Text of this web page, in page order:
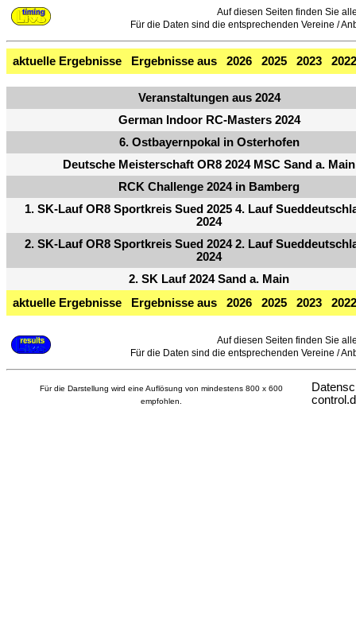
Auf diesen Seiten finden Sie
Für die Daten sind die entsprechenden Vereine /
aktuelle Ergebnisse Ergebnisse aus 2026 2025 2023 2022
Veranstaltungen aus 2024
German Indoor RC-Masters 2024
6. Ostbayernpokal in Osterhofen
Deutsche Meisterschaft OR8 2024 MSC Sand a. Main
RCK Challenge 2024 in Bamberg
1. SK-Lauf OR8 Sportkreis Sued 2025 4. Lauf
2024
2. SK-Lauf OR8 Sportkreis Sued 2024 2. Lauf
2024
2. SK Lauf 2024 Sand a. Main
aktuelle Ergebnisse
Ergebnisse aus 2026 2025 2023 2022
Auf diesen Seiten finden Sie
Für die Daten sind die entsprechenden Vereine /
Für die Darstellung wird eine Auflösung von mindestens 800 x 600
empfohlen.